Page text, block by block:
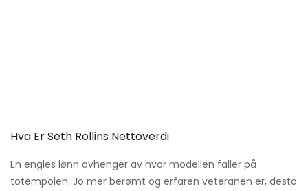
Hva Er Seth Rollins Nettoverdi
En engles lønn avhenger av hvor modellen faller på
totempolen. Jo mer berømt og erfaren veteranen er, desto